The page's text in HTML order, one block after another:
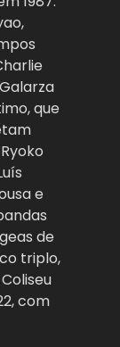
que
e
de
triplo,
com